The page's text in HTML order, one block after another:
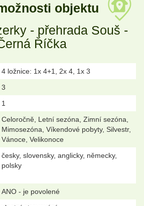
objektu
- přehrada Souš -
Říčka
4 ložnice: 1x 4+1, 2x 4, 1x 3
3
1
Celoročně, Letní sezóna, Zimní sezóna,
Mimosezóna, Víkendové pobyty, Silvestr,
Vánoce, Velikonoce
česky, slovensky, anglicky, německy,
polsky
ANO - je povolené